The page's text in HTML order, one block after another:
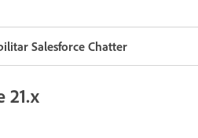
Salesforce Chatter
21.x